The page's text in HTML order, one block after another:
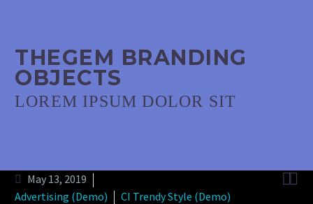
THEGEM BRANDING
OBJECTS
LOREM IPSUM DOLOR SIT

May 13, 2019
Advertising (Demo)
CI Trendy Style (Demo)